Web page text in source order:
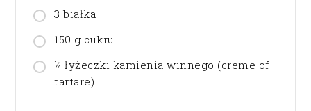
3 białka
150 g cukru
¼ łyżeczki kamienia winnego (creme of
tartare)